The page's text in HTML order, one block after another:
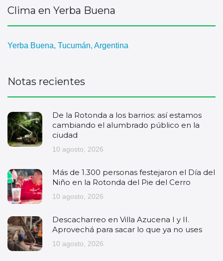
Clima en Yerba Buena
Yerba Buena, Tucumán, Argentina
Notas recientes
De la Rotonda a los barrios: así estamos
cambiando el alumbrado público en la
ciudad
10 agosto, 2026
Más de 1.300 personas festejaron el Día del
Niño en la Rotonda del Pie del Cerro
10 agosto, 2026
Descacharreo en Villa Azucena I y II.
Aprovechá para sacar lo que ya no uses
10 agosto, 2026